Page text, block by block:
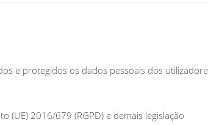
e protegidos os dados pessoais dos
(UE) 2016/679 (RGPD) e demais legislação